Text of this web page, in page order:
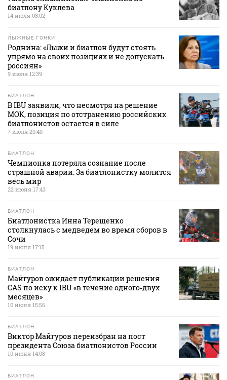
биатлону Куклева
14 июля 08:02
ЛЫЖНЫЕ ГОНКИ
Роднина: «Лыжи и биатлон будут стоять
упрямо на своих позициях и не допускать
россиян»
9 июля 12:39
БИАТЛОН
В IBU заявили, что несмотря на решение
МОК, позиция по отстранению российских
биатлонистов остается в силе
7 июля 20:40
БИАТЛОН
Чемпионка потеряла сознание после
страшной аварии. За биатлонистку молится
весь мир
22 июня 17:43
БИАТЛОН
Биатлонистка Инна Терещенко
столкнулась с медведем во время сборов в
Сочи
19 июня 17:15
БИАТЛОН
Майгуров ожидает публикации решения
CAS по иску к IBU «в течение одного‑двух
месяцев»
10 июня 15:56
БИАТЛОН
Виктор Майгуров переизбран на пост
президента Союза биатлонистов России
10 июня 14:08
БИАТЛОН